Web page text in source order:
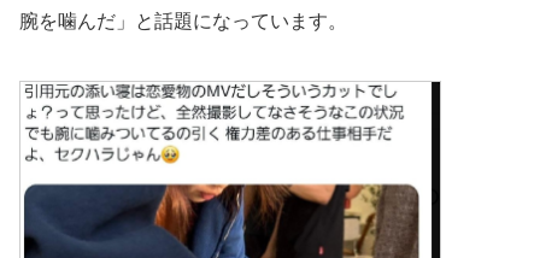
腕を噛んだ」と話題になっています。